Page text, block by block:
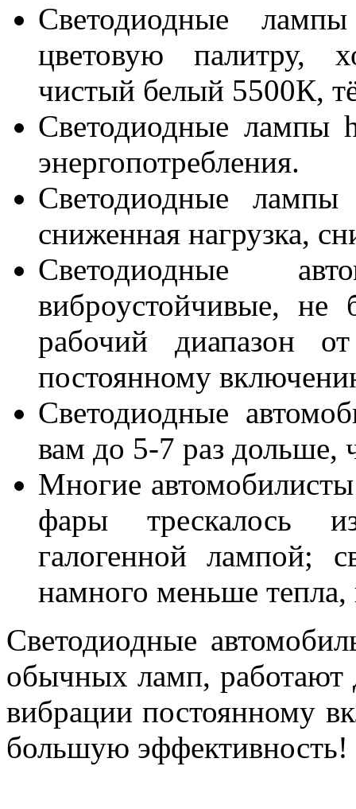
Светодиодные
цветовую палитру,
чистый белый 5500К,
Светодиодные лампы
энергопотребления.
Светодиодные
сниженная нагрузка,
Светодиодные
виброустойчивые, не
рабочий диапазон
постоянному
Светодиодные
вам до 5-7 раз
Многие автомобилисты
фары трескалось
галогенной лампой;
намного меньше тепла,
Светодиодные
обычных ламп, работают
вибрации постоянному
большую эффективность!